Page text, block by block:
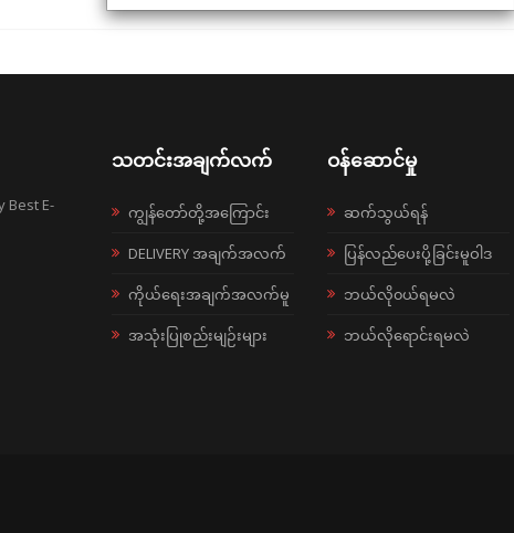
Best E-
သတင်းအချက်လက်
ကျွန်တော်တို့အကြောင်း
DELIVERY အချက်အလက်
ကိုယ်ရေးအချက်အလက်မူ
အသုံးပြုစည်းမျဉ်းများ
ဝန်ဆောင်မှု
ဆက်သွယ်ရန်
ပြန်လည်ပေးပို့ခြင်းမူဝါဒ
ဘယ်လို၀ယ်ရမလဲ
ဘယ်လိုရောင်းရမလဲ